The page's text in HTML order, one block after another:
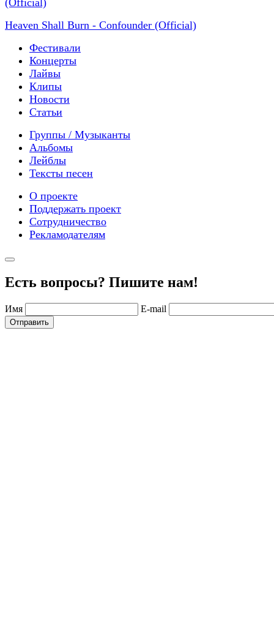
Heaven Shall Burn - Confounder (Official)
Фестивали
Концерты
Лайвы
Клипы
Новости
Статьи
Группы / Музыканты
Альбомы
Лейблы
Тексты песен
О проекте
Поддержать проект
Сотрудничество
Рекламодателям
Есть вопросы? Пишите нам!
Имя E-mail